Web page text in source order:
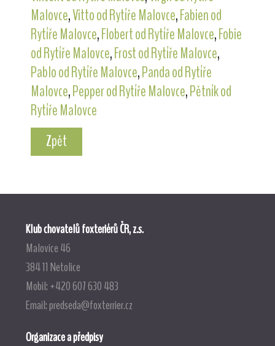
Malovce,Vitto od Rytíře Malovce,Fabien od
Rytíře Malovce,Flobert od Rytíře Malovce,Fobie
od Rytíře Malovce,Frost od Rytíře Malovce,
Pablo od Rytíře Malovce,Panda od Rytíře
Malovce,Pepper od Rytíře Malovce,Pětník od
Rytíře Malovce
Zpět
Klub chovatelů foxteriérů ČR, z.s.
Malovice 46
384 11 Netolice
Mobil: +420 607 630 483
Email:predseda@foxterrier.cz
Organizace a předpisy